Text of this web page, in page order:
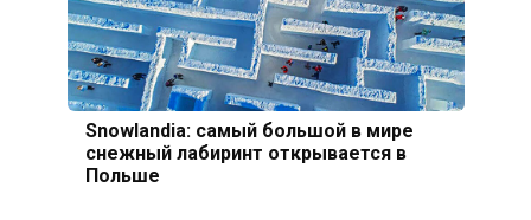
Snowlandia: самый большой в мире
снежный лабиринт открывается в
Польше